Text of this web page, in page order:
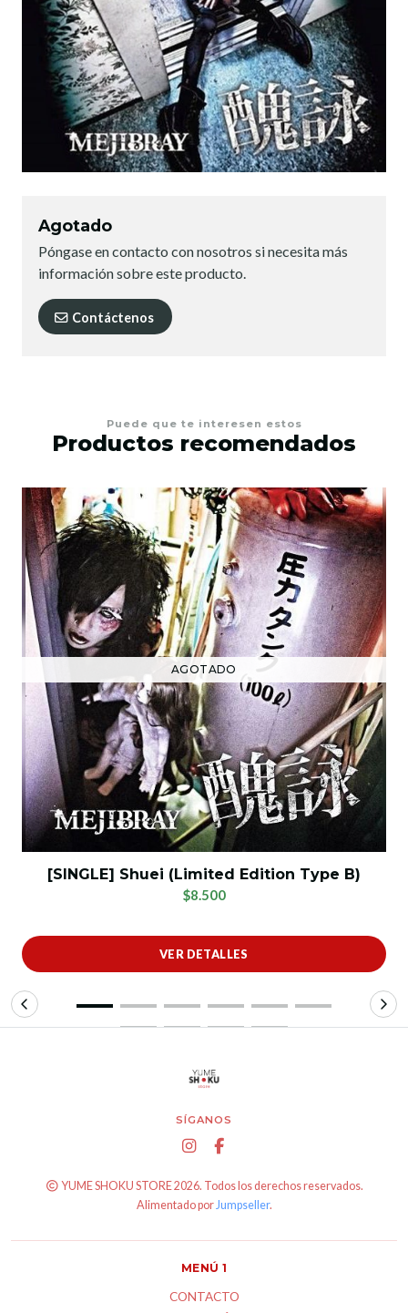
Agotado
Póngase en contacto con nosotros si necesita más
información sobre este producto.
Contáctenos
Puede que te interesen estos
Productos recomendados
AGOTADO
[SINGLE] Shuei (Limited Edition Type B)
$8.500
VER DETALLES
SÍGANOS
YUME SHOKU STORE 2026. Todos los derechos reservados.
Alimentado porJumpseller.
MENÚ 1
CONTACTO